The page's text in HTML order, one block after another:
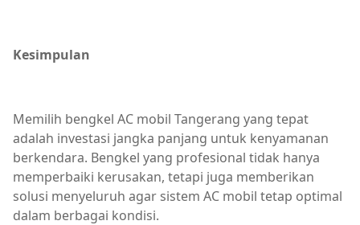
Kesimpulan
Memilih bengkel AC mobil Tangerang yang tepat
adalah investasi jangka panjang untuk kenyamanan
berkendara. Bengkel yang profesional tidak hanya
memperbaiki kerusakan, tetapi juga memberikan
solusi menyeluruh agar sistem AC mobil tetap optimal
dalam berbagai kondisi.